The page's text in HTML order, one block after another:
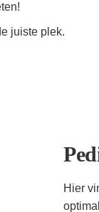
juiste plek.
Hier